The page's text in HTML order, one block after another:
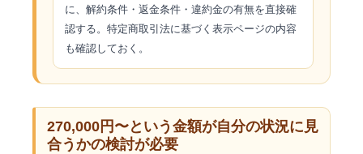
に、解約条件・返金条件・違約金の有無を直接確
認する。特定商取引法に基づく表示ページの内容
も確認しておく。
270,000円〜という金額が自分の状況に見
合うかの検討が必要